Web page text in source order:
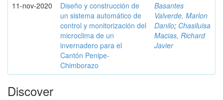
11-nov-2020
Diseño y construcción de
un sistema automático de
control y monitorización del
microclima de un
invernadero para el
Cantón Penipe-
Chimborazo
Basantes
Valverde, Marlon
Danilo; Chasiluisa
Macias, Richard
Javier
Discover